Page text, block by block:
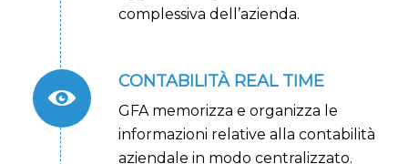
complessiva dell’azienda.
CONTABILITÀ REAL TIME
GFA memorizza e organizza le
informazioni relative alla contabilità
aziendale in modo centralizzato.